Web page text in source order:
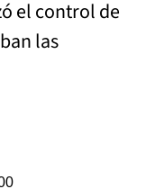
el control de
las